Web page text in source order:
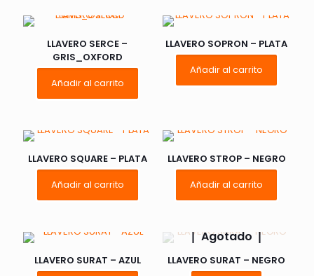
LLAVERO SERCE –
GRIS_OXFORD
Añadir al carrito
LLAVERO SOPRON – PLATA
Añadir al carrito
LLAVERO SQUARE – PLATA
Añadir al carrito
LLAVERO STROP – NEGRO
Añadir al carrito
LLAVERO SURAT – AZUL
Agotado
LLAVERO SURAT – NEGRO